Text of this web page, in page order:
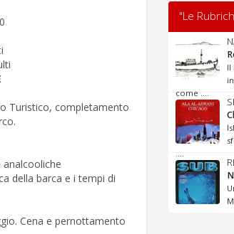
Turistico, completamento
della barca e i tempi di
Cena e pernottamento
"Le
Il
come ....